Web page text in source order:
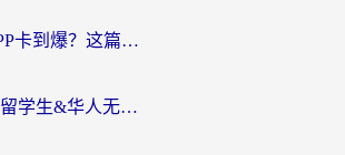
海外想刷国内APP卡到爆？这篇海外访问国内服务器加速指南帮你解决所有问题
海外VPN推荐：留学生&华人无缝访问国内资源的避坑指南